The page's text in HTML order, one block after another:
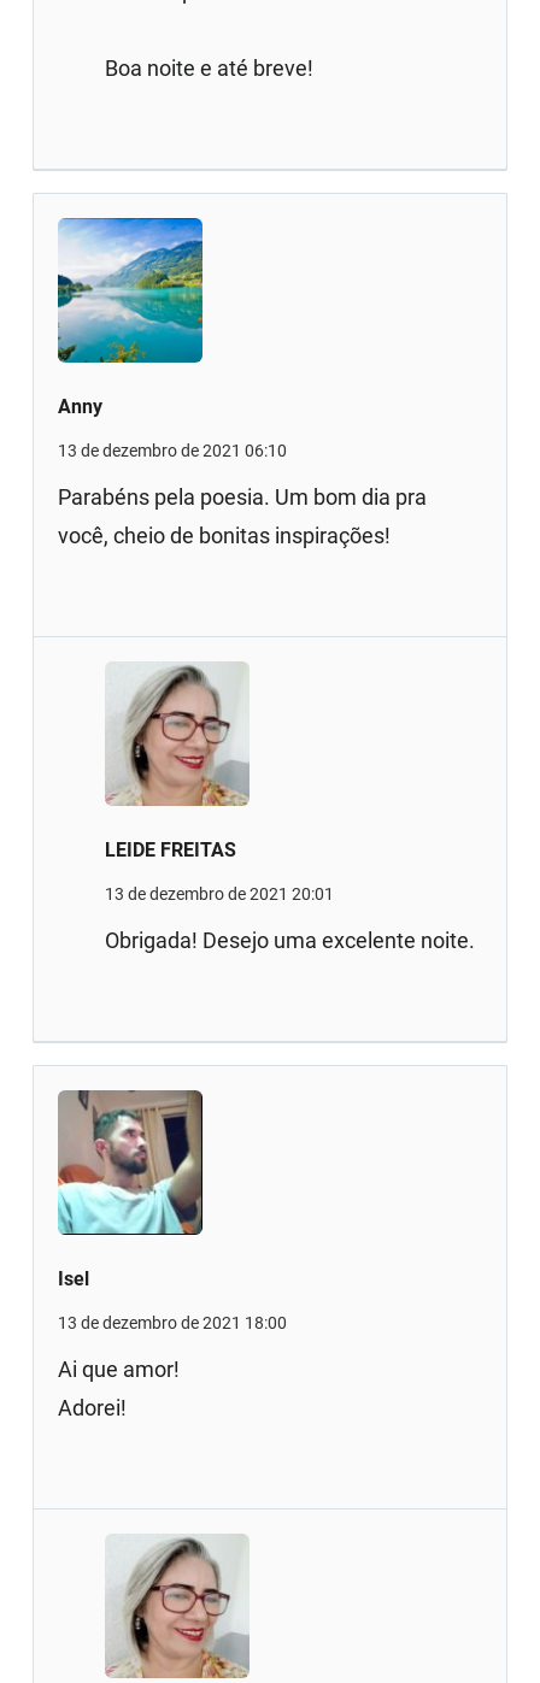
Boa noite e até breve!
Anny
13 de dezembro de 2021 06:10
Parabéns pela poesia. Um bom dia pra
você, cheio de bonitas inspirações!
LEIDE FREITAS
13 de dezembro de 2021 20:01
Obrigada! Desejo uma excelente noite.
Isel
13 de dezembro de 2021 18:00
Ai que amor!
Adorei!